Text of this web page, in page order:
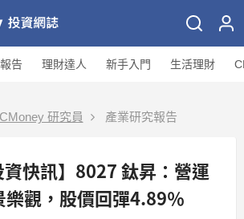
告 理財達人 新手入門 生活理財
CMoney 研究員 產業研究報告
資快訊】8027 鈦昇：營運
樂觀，股價回彈4.89％